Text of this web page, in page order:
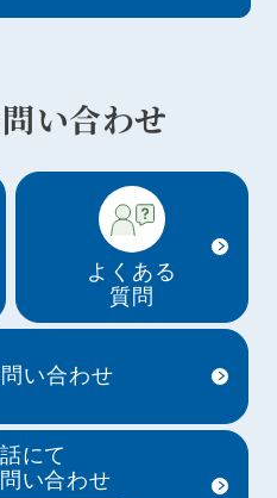
い合わせ
い合わせ
よくある
質問
にて
い合わせ